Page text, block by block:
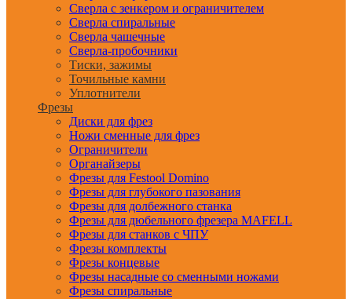
Сверла с зенкером и ограничителем
Сверла спиральные
Сверла чашечные
Сверла-пробочники
Тиски, зажимы
Точильные камни
Уплотнители
Фрезы
Диски для фрез
Ножи сменные для фрез
Ограничители
Органайзеры
Фрезы для Festool Domino
Фрезы для глубокого пазования
Фрезы для долбежного станка
Фрезы для дюбельного фрезера MAFELL
Фрезы для станков с ЧПУ
Фрезы комплекты
Фрезы концевые
Фрезы насадные со сменными ножами
Фрезы спиральные